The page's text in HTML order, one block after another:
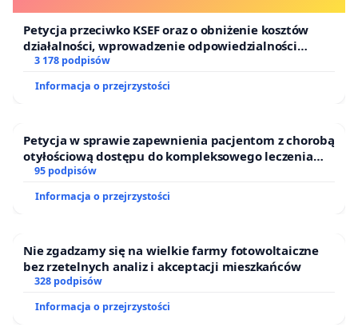
Petycja przeciwko KSEF oraz o obniżenie kosztów
działalności, wprowadzenie odpowiedzialności
finansowej kluczowych urzędników i sędziów
3 178 podpisów
Informacja o przejrzystości
Petycja w sprawie zapewnienia pacjentom z chorobą
otyłościową dostępu do kompleksowego leczenia
oraz programów profilaktycznych.
95 podpisów
Informacja o przejrzystości
Nie zgadzamy się na wielkie farmy fotowoltaiczne
bez rzetelnych analiz i akceptacji mieszkańców
328 podpisów
Informacja o przejrzystości